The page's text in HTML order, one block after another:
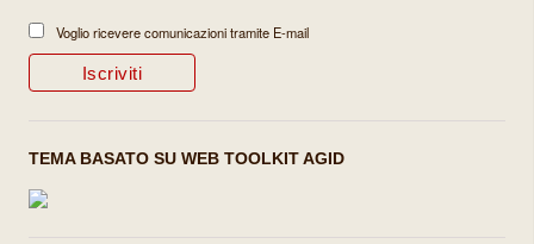
Voglio ricevere comunicazioni tramite E-mail
TEMA BASATO SU WEB TOOLKIT AGID